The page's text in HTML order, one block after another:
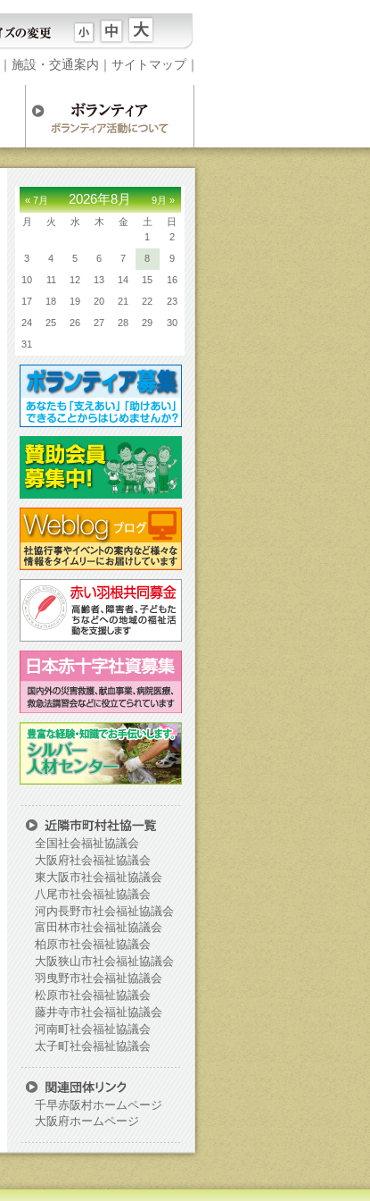
｜ 施設・交通案内 ｜ サイトマップ｜
« 7月 9月 »
2026年8月
月 火 水 木 金 土
日
1
2
3
4 5 6 7 8
9
10
11 12 13 14 15
16
17
18 19 20 21 22
23
24
25 26 27 28 29
30
31
全国社会福祉協議会
大阪府社会福祉協議会
東大阪市社会福祉協議会
八尾市社会福祉協議会
河内長野市社会福祉協議会
富田林市社会福祉協議会
柏原市社会福祉協議会
大阪狭山市社会福祉協議会
羽曳野市社会福祉協議会
松原市社会福祉協議会
藤井寺市社会福祉協議会
河南町社会福祉協議会
太子町社会福祉協議会
千早赤阪村ホームページ
大阪府ホームページ